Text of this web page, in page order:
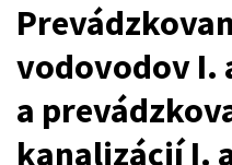
vodovodov I.
a
kanalizácií I.